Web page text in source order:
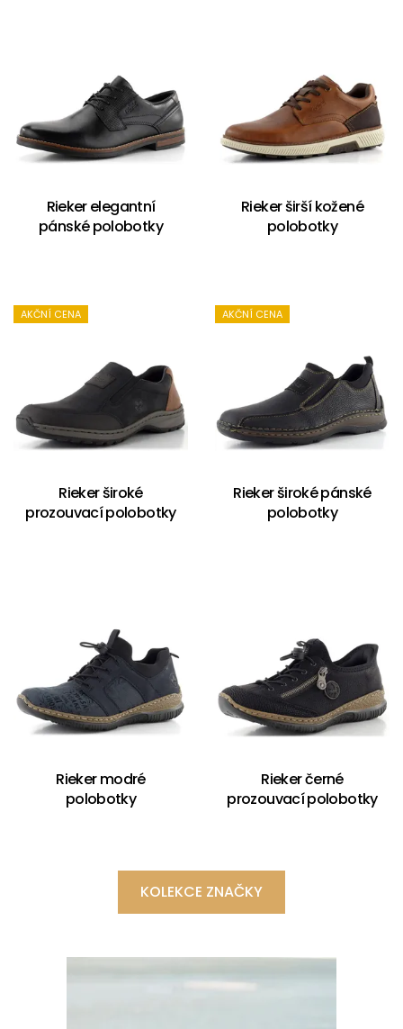
Rieker elegantní
pánské polobotky
Rieker širší kožené
polobotky
AKČNÍ CENA
Rieker široké
prozouvací polobotky
AKČNÍ CENA
Rieker široké pánské
polobotky
Rieker modré
polobotky
Rieker černé
prozouvací polobotky
KOLEKCE ZNAČKY